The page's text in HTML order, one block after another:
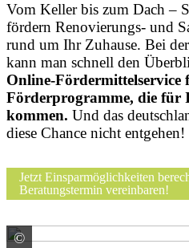
Vom Keller bis zum Dach –
fördern Renovierungs- und
rund um Ihr Zuhause. Bei
kann man schnell den
Online-Fördermittelservice
Förderprogramme, die für
kommen. Und das
diese Chance nicht entgehen!
Jetzt Einsparmöglichkeiten
Beratungstermin vereinbaren!
© © sdecoret /